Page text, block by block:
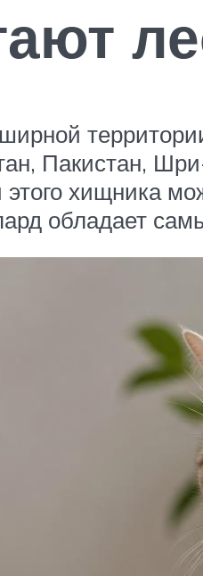
Пакистан,
хищника
обладает